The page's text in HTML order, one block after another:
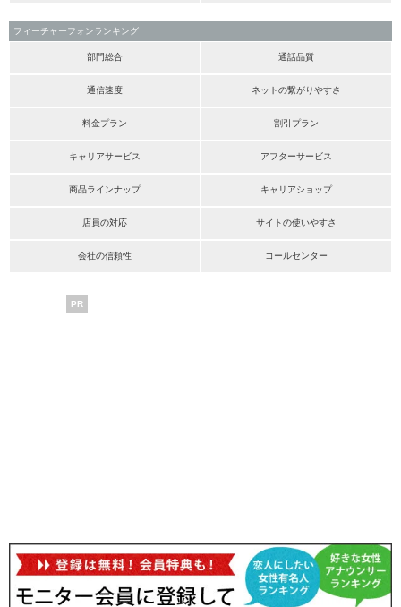
フィーチャーフォンランキング
部門総合 通話品質
通信速度 ネットの繋がりやすさ
料金プラン 割引プラン
キャリアサービス アフターサービス
商品ラインナップ キャリアショップ
店員の対応 サイトの使いやすさ
会社の信頼性 コールセンター
PR